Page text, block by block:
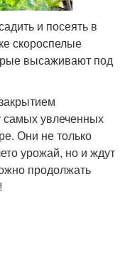
и посеять в
скороспелые
высаживают под
самых увлеченных
Они не только
урожай, но и ждут
продолжать